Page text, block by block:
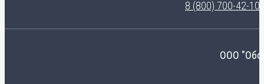
8 (800) 700-42-10
ООО